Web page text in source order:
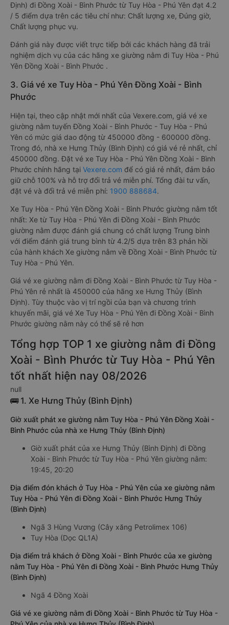
Định) đi Đồng Xoài - Bình Phước từ Tuy Hòa - Phú Yên đạt 4.2
/ 5 điểm dựa trên các tiêu chí như: Chất lượng xe, Đúng giờ,
Chất lượng phục vụ.
Đánh giá này được viết trực tiếp bởi các khách hàng đã trải
nghiệm dịch vụ của các hãng xe giường nằm đi Tuy Hòa - Phú
Yên Đồng Xoài - Bình Phước .
3. Giá vé xe Tuy Hòa - Phú Yên Đồng Xoài - Bình
Phước
Hiện tại, theo cập nhật mới nhất của Vexere.com, giá vé xe
giường nằm tuyến Đồng Xoài - Bình Phước - Tuy Hòa - Phú
Yên có mức giá dao động từ 450000 đồng - 600000 đồng.
Trong đó, nhà xe Hưng Thủy (Bình Định) có giá vé rẻ nhất, chỉ
450000 đồng. Đặt vé xe Tuy Hòa - Phú Yên Đồng Xoài - Bình
Phước chính hãng tại Vexere.com để có giá rẻ nhất, đảm bảo
giữ chỗ 100% và hỗ trợ đổi trả vé miễn phí. Tổng đài tư vấn,
đặt vé và đổi trả vé miễn phí: 1900 888684.
Xe Tuy Hòa - Phú Yên Đồng Xoài - Bình Phước giường nằm tốt
nhất: Xe từ Tuy Hòa - Phú Yên đi Đồng Xoài - Bình Phước
giường nằm được đánh giá chung có chất lượng Trung bình
với điểm đánh giá trung bình từ 4.2/5 dựa trên 83 phản hồi
của hành khách Xe giường nằm về Đồng Xoài - Bình Phước từ
Tuy Hòa - Phú Yên.
Giá vé xe giường nằm đi Đồng Xoài - Bình Phước từ Tuy Hòa -
Phú Yên rẻ nhất là 450000 của hãng xe Hưng Thủy (Bình
Định). Tùy thuộc vào vị trí ngồi của bạn và chương trình
khuyến mãi, giá vé Xe Tuy Hòa - Phú Yên đi Đồng Xoài - Bình
Phước giường nằm này có thể sẽ rẻ hơn
Tổng hợp TOP 1 xe giường nằm đi Đồng
Xoài - Bình Phước từ Tuy Hòa - Phú Yên
tốt nhất hiện nay 08/2026
null
🚌 1. Xe Hưng Thủy (Bình Định)
Giờ xuất phát xe giường nằm Tuy Hòa - Phú Yên Đồng Xoài -
Bình Phước của nhà xe Hưng Thủy (Bình Định)
Giờ xuất phát của xe Hưng Thủy (Bình Định) đi Đồng
Xoài - Bình Phước từ Tuy Hòa - Phú Yên giường nằm:
19:45, 20:20
Địa điểm đón khách ở Tuy Hòa - Phú Yên của xe giường nằm
Tuy Hòa - Phú Yên đi Đồng Xoài - Bình Phước Hưng Thủy
(Bình Định)
Ngã 3 Hùng Vương (Cây xăng Petrolimex 106)
Tuy Hòa (Dọc QL1A)
Địa điểm trả khách ở Đồng Xoài - Bình Phước của xe giường
nằm Tuy Hòa - Phú Yên đi Đồng Xoài - Bình Phước Hưng Thủy
(Bình Định)
Ngã 4 Đồng Xoài
Giá vé xe giường nằm đi Đồng Xoài - Bình Phước từ Tuy Hòa -